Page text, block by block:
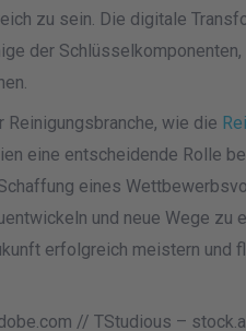
zu sein. Die digitale
der
Reinigungsbranche, wie die
eine entscheidende Rolle
eines
und neue Wege zu
erfolgreich meistern und
// TStudious –